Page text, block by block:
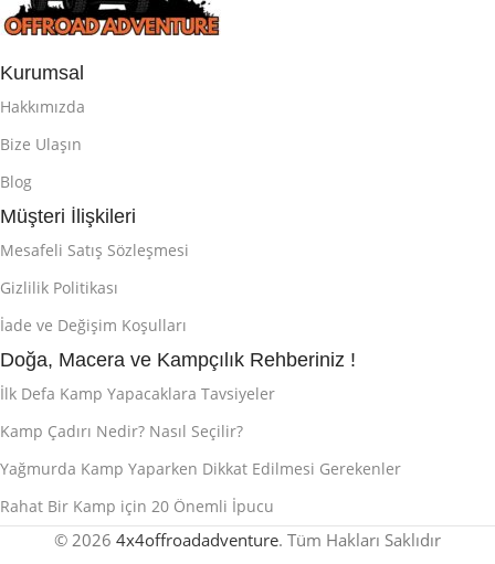
Kurumsal
Hakkımızda
Bize Ulaşın
Blog
Müşteri İlişkileri
Mesafeli Satış Sözleşmesi
Gizlilik Politikası
İade ve Değişim Koşulları
Doğa, Macera ve Kampçılık Rehberiniz !
İlk Defa Kamp Yapacaklara Tavsiyeler
Kamp Çadırı Nedir? Nasıl Seçilir?
Yağmurda Kamp Yaparken Dikkat Edilmesi Gerekenler
Rahat Bir Kamp için 20 Önemli İpucu
© 2026 4x4offroadadventure. Tüm Hakları Saklıdır